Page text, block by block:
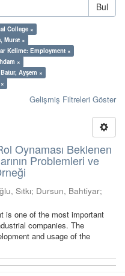
Bul
College ×
Murat ×
Kelime: Employment ×
×
Ayşem ×
Gelişmiş Filtreleri Göster
Oynaması Beklenen
Problemleri ve
Sıtkı; Dursun, Bahtiyar;
is one of the most important
companies. The
and usage of the